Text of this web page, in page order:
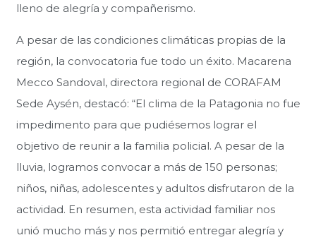
lleno de alegría y compañerismo.
A pesar de las condiciones climáticas propias de la
región, la convocatoria fue todo un éxito. Macarena
Mecco Sandoval, directora regional de CORAFAM
Sede Aysén, destacó: “El clima de la Patagonia no fue
impedimento para que pudiésemos lograr el
objetivo de reunir a la familia policial. A pesar de la
lluvia, logramos convocar a más de 150 personas;
niños, niñas, adolescentes y adultos disfrutaron de la
actividad. En resumen, esta actividad familiar nos
unió mucho más y nos permitió entregar alegría y